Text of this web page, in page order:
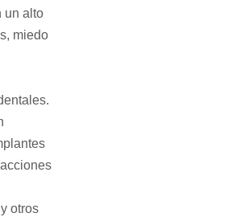
un alto
miedo
otros